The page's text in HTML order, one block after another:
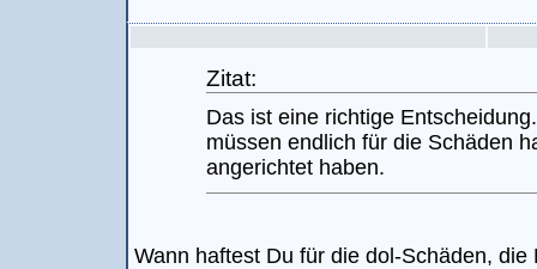
Zitat:
Das ist eine richtige
müssen endlich für die Schäden
angerichtet haben.
Wann haftest Du für die dol-Schäden, die